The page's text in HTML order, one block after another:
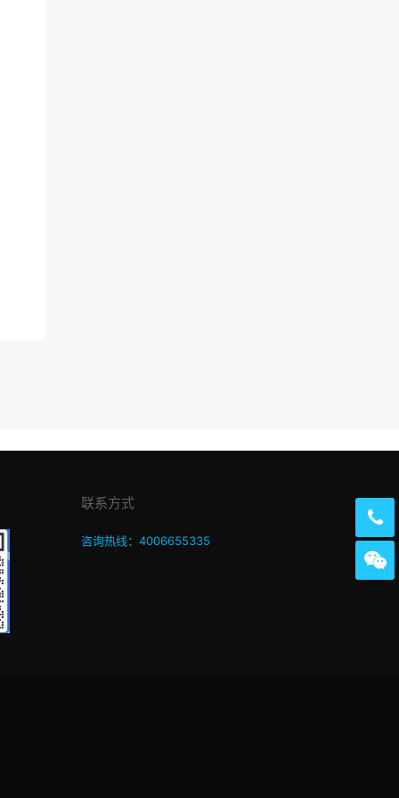
联系方式
咨询热线：4006655335